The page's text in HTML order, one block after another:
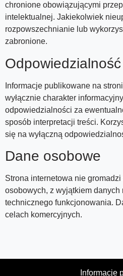
chronione obowiązującymi
intelektualnej. Jakiekolwiek
rozpowszechnianie lub
zabronione.
Odpowiedzialność
Informacje publikowane na
wyłącznie charakter
odpowiedzialności za
sposób interpretacji treści.
się na wyłączną
Dane osobowe
Strona internetowa nie
osobowych, z wyjątkiem danych
technicznego funkcjonowania.
celach komercyjnych.
Informacje